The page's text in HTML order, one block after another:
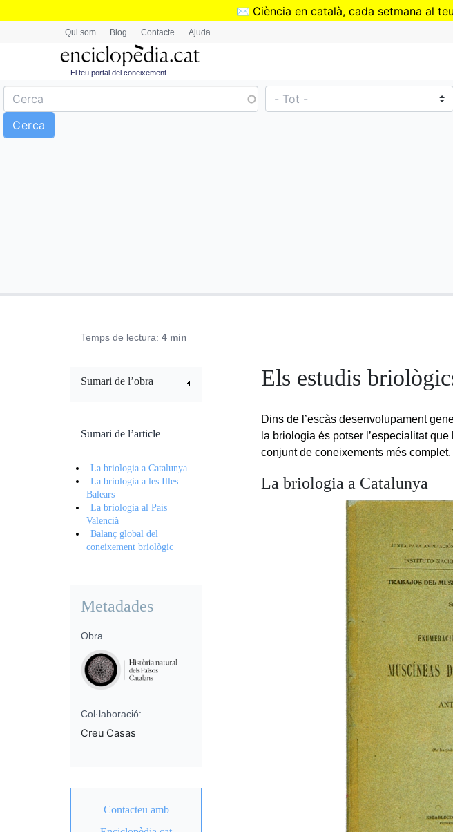
✉️ Ciència en català, cada setmana al
Qui som Blog Contacte Ajuda
El teu portal del coneixement
Temps de lectura: 4 min
Els estudis
Dins de l’escàs desenvolupament
la briologia és potser l’especialitat
conjunt de coneixements més complet.
La briologia a Catalunya
Sumari de l’obra
Sumari de l’article
La briologia a Catalunya
La briologia a les Illes
Balears
La briologia al País
Valencià
Balanç global del
coneixement briològic
Metadades
Obra
Col·laboració:
Creu Casas
Contacteu amb